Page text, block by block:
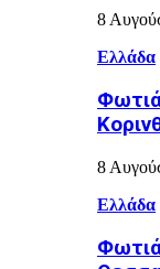
8
Ελλάδα
8
Ελλάδα